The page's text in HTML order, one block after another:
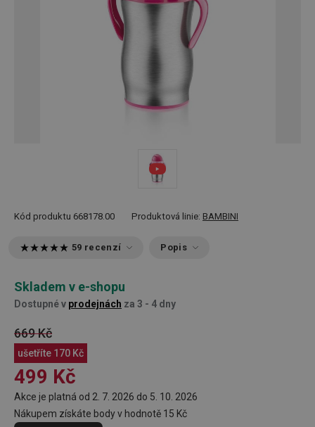
Kód produktu 668178.00 Produktová linie: BAMBINI
59 recenzí Popis
Skladem v e-shopu
Dostupné v prodejnách za 3 - 4 dny
669 Kč
ušetříte 170 Kč
499 Kč
Akce je platná od 2. 7. 2026 do 5. 10. 2026
Nákupem získáte body v hodnotě 15 Kč